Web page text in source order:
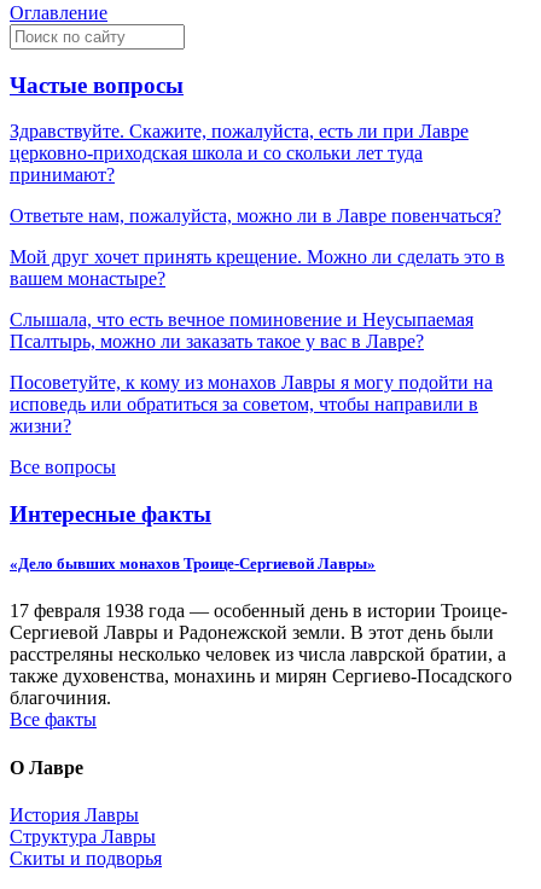
Оглавление
Частые вопросы
Здравствуйте. Скажите, пожалуйста, есть ли при Лавре
церковно-приходская школа и со скольки лет туда
принимают?
Ответьте нам, пожалуйста, можно ли в Лавре повенчаться?
Мой друг хочет принять крещение. Можно ли сделать это в
вашем монастыре?
Слышала, что есть вечное поминовение и Неусыпаемая
Псалтырь, можно ли заказать такое у вас в Лавре?
Посоветуйте, к кому из монахов Лавры я могу подойти на
исповедь или обратиться за советом, чтобы направили в
жизни?
Все вопросы
Интересные факты
«Дело бывших монахов Троице-Сергиевой Лавры»
17 февраля 1938 года — особенный день в истории Троице-
Сергиевой Лавры и Радонежской земли. В этот день были
расстреляны несколько человек из числа лаврской братии, а
также духовенства, монахинь и мирян Сергиево-Посадского
благочиния.
Все факты
О Лавре
История Лавры
Структура Лавры
Скиты и подворья